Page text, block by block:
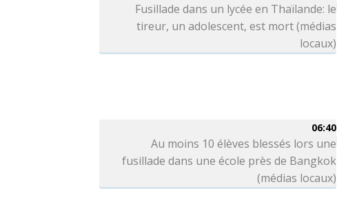
Fusillade dans un lycée en Thaïlande: le
tireur, un adolescent, est mort (médias
locaux)
06:40
Au moins 10 élèves blessés lors une
fusillade dans une école près de Bangkok
(médias locaux)